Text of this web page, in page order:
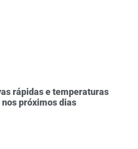
rápidas e temperaturas
próximos dias